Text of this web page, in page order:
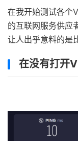
在我开始测试各个
的互联网服务供应
让人出乎意料的是
在没有打开